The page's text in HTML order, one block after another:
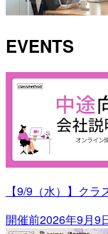
EVENTS
【9/9（水）】ク
開催前2026年9月9